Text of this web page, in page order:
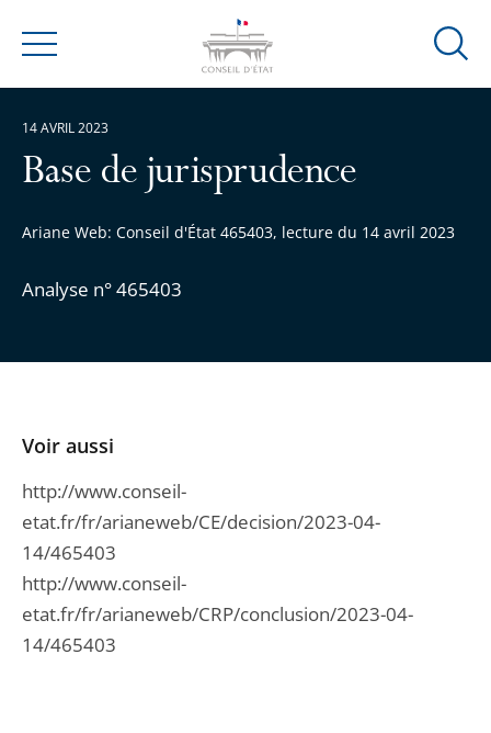
Menu
Ouvrir
Base de jurisprudence
Ariane Web: Conseil d'État 465403, lecture du 14 avril 2023
Analyse n° 465403
14 AVRIL 2023
Voir aussi
http://www.conseil-
etat.fr/fr/arianeweb/CE/decision/2023-04-
14/465403
http://www.conseil-
etat.fr/fr/arianeweb/CRP/conclusion/2023-04-
14/465403